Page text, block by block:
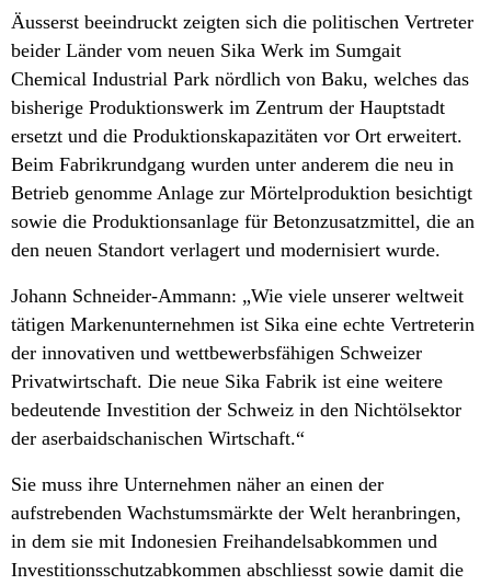
Äusserst beeindruckt zeigten sich die politischen Vertreter
beider Länder vom neuen Sika Werk im Sumgait
Chemical Industrial Park nördlich von Baku, welches das
bisherige Produktionswerk im Zentrum der Hauptstadt
ersetzt und die Produktionskapazitäten vor Ort erweitert.
Beim Fabrikrundgang wurden unter anderem die neu in
Betrieb genomme Anlage zur Mörtelproduktion besichtigt
sowie die Produktionsanlage für Betonzusatzmittel, die an
den neuen Standort verlagert und modernisiert wurde.
Johann Schneider-Ammann: „Wie viele unserer weltweit
tätigen Markenunternehmen ist Sika eine echte Vertreterin
der innovativen und wettbewerbsfähigen Schweizer
Privatwirtschaft. Die neue Sika Fabrik ist eine weitere
bedeutende Investition der Schweiz in den Nichtölsektor
der aserbaidschanischen Wirtschaft.“
Sie muss ihre Unternehmen näher an einen der
aufstrebenden Wachstumsmärkte der Welt heranbringen,
in dem sie mit Indonesien Freihandelsabkommen und
Investitionsschutzabkommen abschliesst sowie damit die